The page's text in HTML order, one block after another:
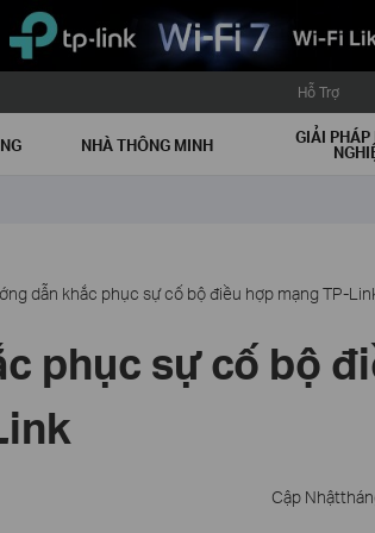
Hỗ Trợ
NHÀ THÔNG MINH GIẢI PHÁP
dẫn khắc phục sự cố bộ điều hợp mạng TP-
phục sự cố bộ
Cập